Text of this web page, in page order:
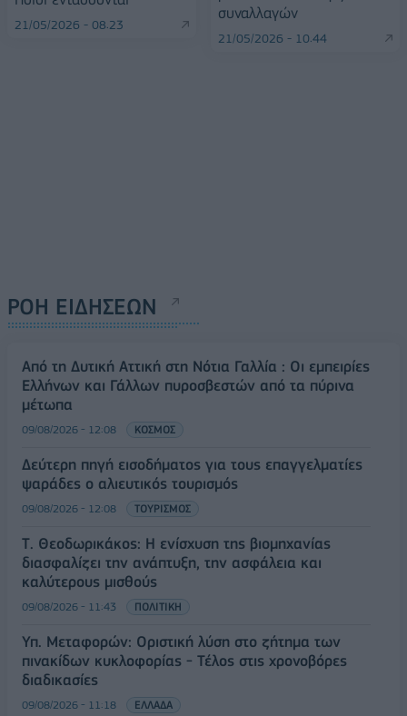
21/05/2026 - 08:23
συναλλαγών
21/05/2026 - 10:44
ΡΟΗ ΕΙΔΗΣΕΩΝ
Από τη Δυτική Αττική στη Νότια Γαλλία : Οι εμπειρίες
Ελλήνων και Γάλλων πυροσβεστών από τα πύρινα
μέτωπα
09/08/2026 - 12:08 ΚΟΣΜΟΣ
Δεύτερη πηγή εισοδήματος για τους επαγγελματίες
ψαράδες ο αλιευτικός τουρισμός
09/08/2026 - 12:08 ΤΟΥΡΙΣΜΟΣ
Τ. Θεοδωρικάκος: Η ενίσχυση της βιομηχανίας
διασφαλίζει την ανάπτυξη, την ασφάλεια και
καλύτερους μισθούς
09/08/2026 - 11:43 ΠΟΛΙΤΙΚΗ
Υπ. Μεταφορών: Οριστική λύση στο ζήτημα των
πινακίδων κυκλοφορίας - Τέλος στις χρονοβόρες
διαδικασίες
09/08/2026 - 11:18 ΕΛΛΑΔΑ